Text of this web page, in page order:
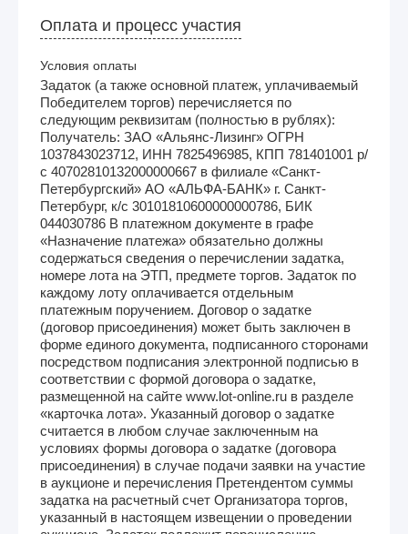
Оплата и процесс участия
Условия оплаты
Задаток (а также основной платеж, уплачиваемый
Победителем торгов) перечисляется по
следующим реквизитам (полностью в рублях):
Получатель: ЗАО «Альянс-Лизинг» ОГРН
1037843023712, ИНН 7825496985, КПП 781401001 р/
с 40702810132000000667 в филиале «Санкт-
Петербургский» АО «АЛЬФА-БАНК» г. Санкт-
Петербург, к/с 30101810600000000786, БИК
044030786 В платежном документе в графе
«Назначение платежа» обязательно должны
содержаться сведения о перечислении задатка,
номере лота на ЭТП, предмете торгов. Задаток по
каждому лоту оплачивается отдельным
платежным поручением. Договор о задатке
(договор присоединения) может быть заключен в
форме единого документа, подписанного сторонами
посредством подписания электронной подписью в
соответствии с формой договора о задатке,
размещенной на сайте www.lot-online.ru в разделе
«карточка лота». Указанный договор о задатке
считается в любом случае заключенным на
условиях формы договора о задатке (договора
присоединения) в случае подачи заявки на участие
в аукционе и перечисления Претендентом суммы
задатка на расчетный счет Организатора торгов,
указанный в настоящем извещении о проведении